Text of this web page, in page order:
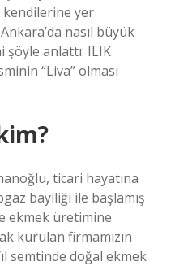
kendilerine yer
nasıl büyük
anlattı: ILIK
“Liva” olması
ticari hayatına
bayiliği ile başlamış
ekmek üretimine
kurulan firmamızın
semtinde doğal ekmek